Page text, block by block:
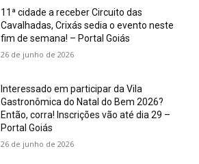
11ª cidade a receber Circuito das
Cavalhadas, Crixás sedia o evento neste
fim de semana! – Portal Goiás
26 de junho de 2026
Interessado em participar da Vila
Gastronômica do Natal do Bem 2026?
Então, corra! Inscrições vão até dia 29 –
Portal Goiás
26 de junho de 2026